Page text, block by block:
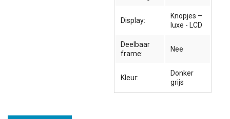
Display:
Knopjes –
luxe - LCD
Deelbaar
frame:
Nee
Kleur:
Donker
grijs